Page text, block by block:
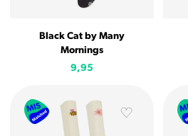
Black Cat by Many
Mornings
9,95